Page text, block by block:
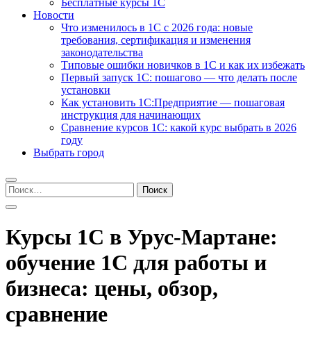
Бесплатные курсы 1С
Новости
Что изменилось в 1С с 2026 года: новые
требования, сертификация и изменения
законодательства
Типовые ошибки новичков в 1С и как их избежать
Первый запуск 1С: пошагово — что делать после
установки
Как установить 1С:Предприятие — пошаговая
инструкция для начинающих
Сравнение курсов 1С: какой курс выбрать в 2026
году
Выбрать город
Найти:
Курсы 1С в Урус-Мартане:
обучение 1С для работы и
бизнеса: цены, обзор,
сравнение